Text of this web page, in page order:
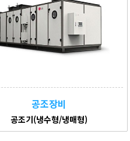
공조장비
공조기(냉수형/냉매형)